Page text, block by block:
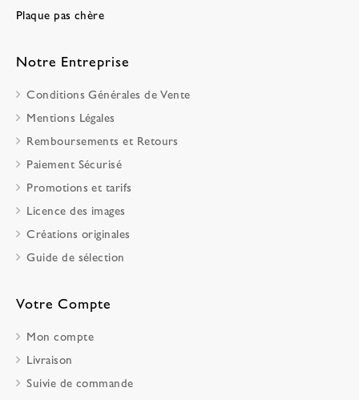
Plaque pas chère
Notre Entreprise
Conditions Générales de Vente
Mentions Légales
Remboursements et Retours
Paiement Sécurisé
Promotions et tarifs
Licence des images
Créations originales
Guide de sélection
Votre Compte
Mon compte
Livraison
Suivie de commande